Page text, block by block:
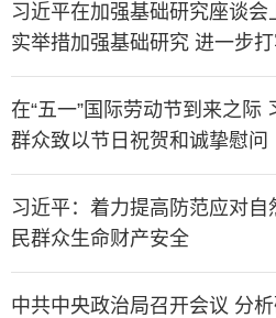
习近平在加强基础研究座谈
实举措加强基础研究 进一步
在“五一”国际劳动节到来之际
群众致以节日祝贺和诚挚慰问
习近平：着力提高防范应对
民群众生命财产安全
中共中央政治局召开会议 分